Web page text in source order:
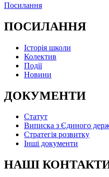
Посилання
ПОСИЛАННЯ
Історія школи
Колектив
Події
Новини
ДОКУМЕНТИ
Статут
Виписка з Єдиного
Стратегія розвитку
Інші документи
НАШІ